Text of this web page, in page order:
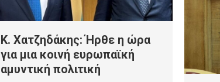
Κ. Χατζηδάκης: Ήρθε η ώρα
για μια κοινή ευρωπαϊκή
αμυντική πολιτική